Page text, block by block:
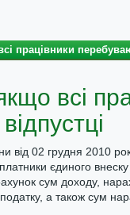
працівники
всі
від 02 грудня 2010
єдиного внеску
сум доходу,
а також сум